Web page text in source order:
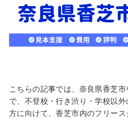
こちらの記事では、奈良県香芝
で、不登校・行き渋り・学校以
方に向けて、香芝市内のフリー